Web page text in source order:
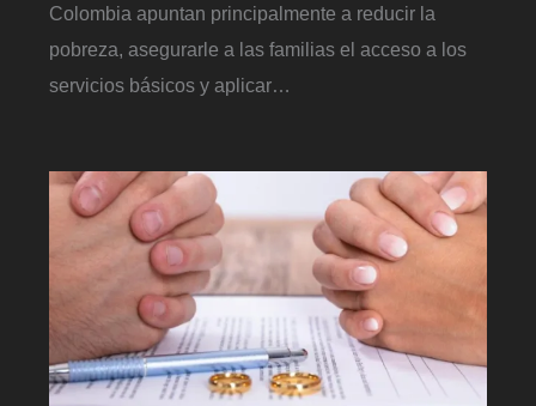
Colombia apuntan principalmente a reducir la
pobreza, asegurarle a las familias el acceso a los
servicios básicos y aplicar…